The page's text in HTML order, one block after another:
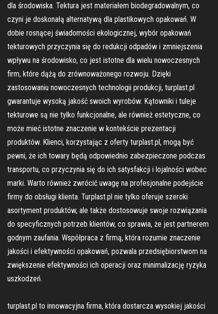
dla środowiska. Tektura jest materiałem biodegradowalnym, co
czyni je doskonałą alternatywą dla plastikowych opakowań. W
dobie rosnącej świadomości ekologicznej, wybór opakowań
tekturowych przyczynia się do redukcji odpadów i zmniejszenia
wpływu na środowisko, co jest istotne dla wielu nowoczesnych
firm, które dążą do zrównoważonego rozwoju. Dzięki
zastosowaniu nowoczesnych technologii produkcji, turplast.pl
gwarantuje wysoką jakość swoich wyrobów. Kątowniki i tuleje
tekturowe są nie tylko funkcjonalne, ale również estetyczne, co
może mieć istotne znaczenie w kontekście prezentacji
produktów. Klienci, korzystając z oferty turplast.pl, mogą być
pewni, że ich towary będą odpowiednio zabezpieczone podczas
transportu, co przyczynia się do ich satysfakcji i lojalności wobec
marki. Warto również zwrócić uwagę na profesjonalne podejście
firmy do obsługi klienta. Turplast.pl nie tylko oferuje szeroki
asortyment produktów, ale także dostosowuje swoje rozwiązania
do specyficznych potrzeb klientów, co sprawia, że jest partnerem
godnym zaufania. Współpraca z firmą, która rozumie znaczenie
jakości i efektywności opakowań, pozwala przedsiębiorstwom na
zwiększenie efektywności ich operacji oraz minimalizację ryzyka
uszkodzeń.
turplast.pl to innowacyjna firma, która dostarcza wysokiej jakości